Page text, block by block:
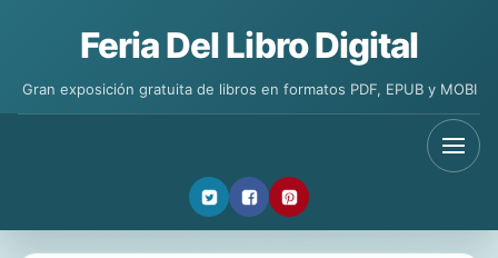
Feria Del Libro Digital
Gran exposición gratuita de libros en formatos PDF, EPUB y MOBI